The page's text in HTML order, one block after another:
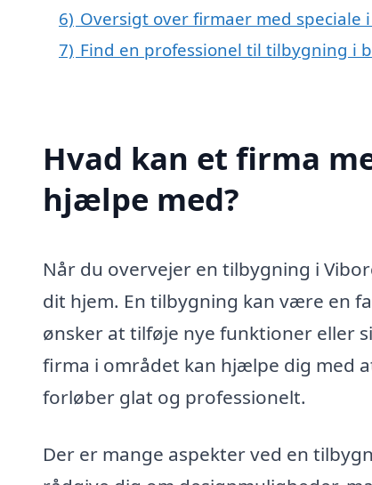
6) Oversigt over firmaer med
7) Find en professionel til tilbygning i
Hvad kan et firma
hjælpe med?
Når du overvejer en tilbygning i
dit hjem. En tilbygning kan være en
ønsker at tilføje nye funktioner eller
firma i området kan hjælpe dig med
forløber glat og professionelt.
Der er mange aspekter ved en